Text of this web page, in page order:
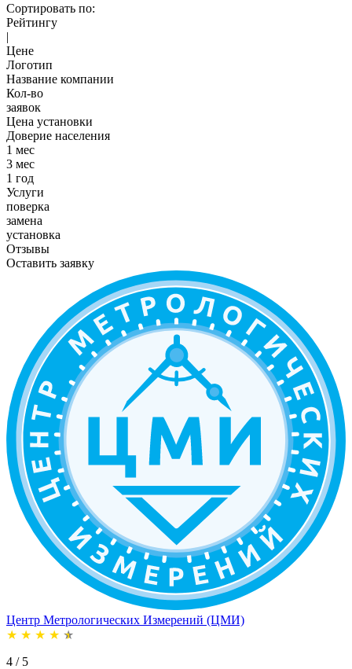
Сортировать по:
Рейтингу
|
Цене
Логотип
Название компании
Кол-во
заявок
Цена установки
Доверие населения
1 мес
3 мес
1 год
Услуги
поверка
замена
установка
Отзывы
Оставить заявку
Центр Метрологических Измерений (ЦМИ)
★ ★ ★ ★ ★
4 / 5